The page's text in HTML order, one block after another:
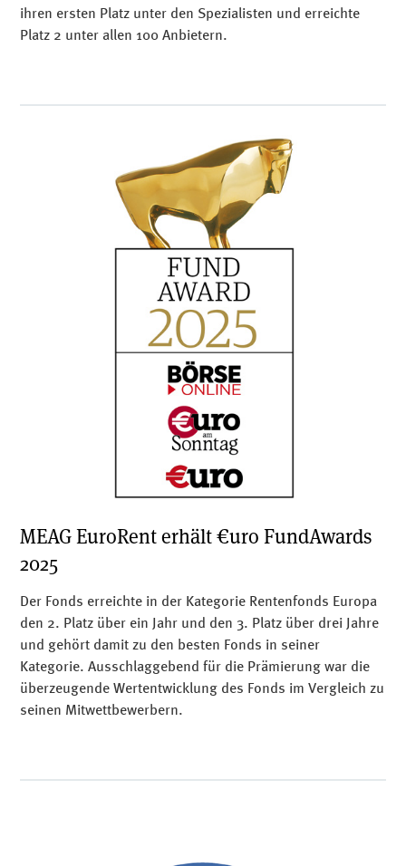
ihren ersten Platz unter den Spezialisten und erreichte
Platz 2 unter allen 100 Anbietern.
MEAG EuroRent erhält €uro FundAwards
2025
Der Fonds erreichte in der Kategorie Rentenfonds Europa
den 2. Platz über ein Jahr und den 3. Platz über drei Jahre
und gehört damit zu den besten Fonds in seiner
Kategorie. Ausschlaggebend für die Prämierung war die
überzeugende Wertentwicklung des Fonds im Vergleich zu
seinen Mitwettbewerbern.